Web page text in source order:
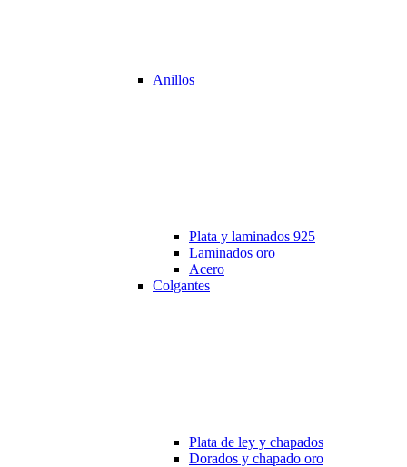
Anillos
Plata y laminados 925
Laminados oro
Acero
Colgantes
Plata de ley y chapados
Dorados y chapado oro